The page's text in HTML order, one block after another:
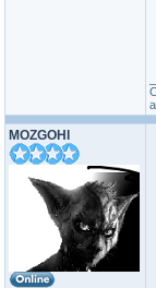
MOZGOHI